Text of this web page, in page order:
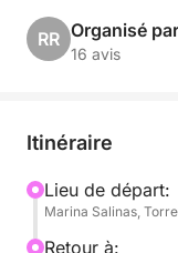
nager, de vous
cachés et les
une journée de
la vue, cette
créer l'excursion
RR Organisé
16 avis
Itinéraire
Lieu de départ:
Marina Salinas,
Retour à: